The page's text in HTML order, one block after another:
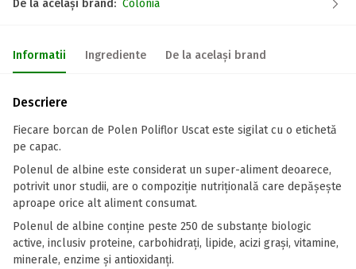
De la același brand: Colonia
Informatii Ingrediente De la același brand
Descriere
Fiecare borcan de Polen Poliflor Uscat este sigilat cu o etichetă
pe capac.
Polenul de albine este considerat un super-aliment deoarece,
potrivit unor studii, are o compoziție nutrițională care depășește
aproape orice alt aliment consumat.
Polenul de albine conține peste 250 de substanțe biologic
active, inclusiv proteine, carbohidrați, lipide, acizi grași, vitamine,
minerale, enzime și antioxidanți.